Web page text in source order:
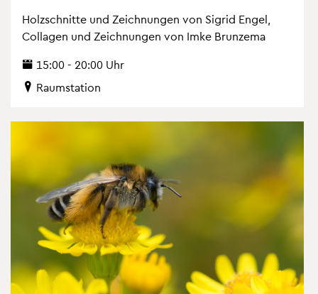
Holz­schnit­te und Zeich­nun­gen von Sig­rid Engel,
Col­la­gen und Zeich­nun­gen von Imke Brun­ze­ma
15:00 - 20:00 Uhr
Raum­sta­ti­on